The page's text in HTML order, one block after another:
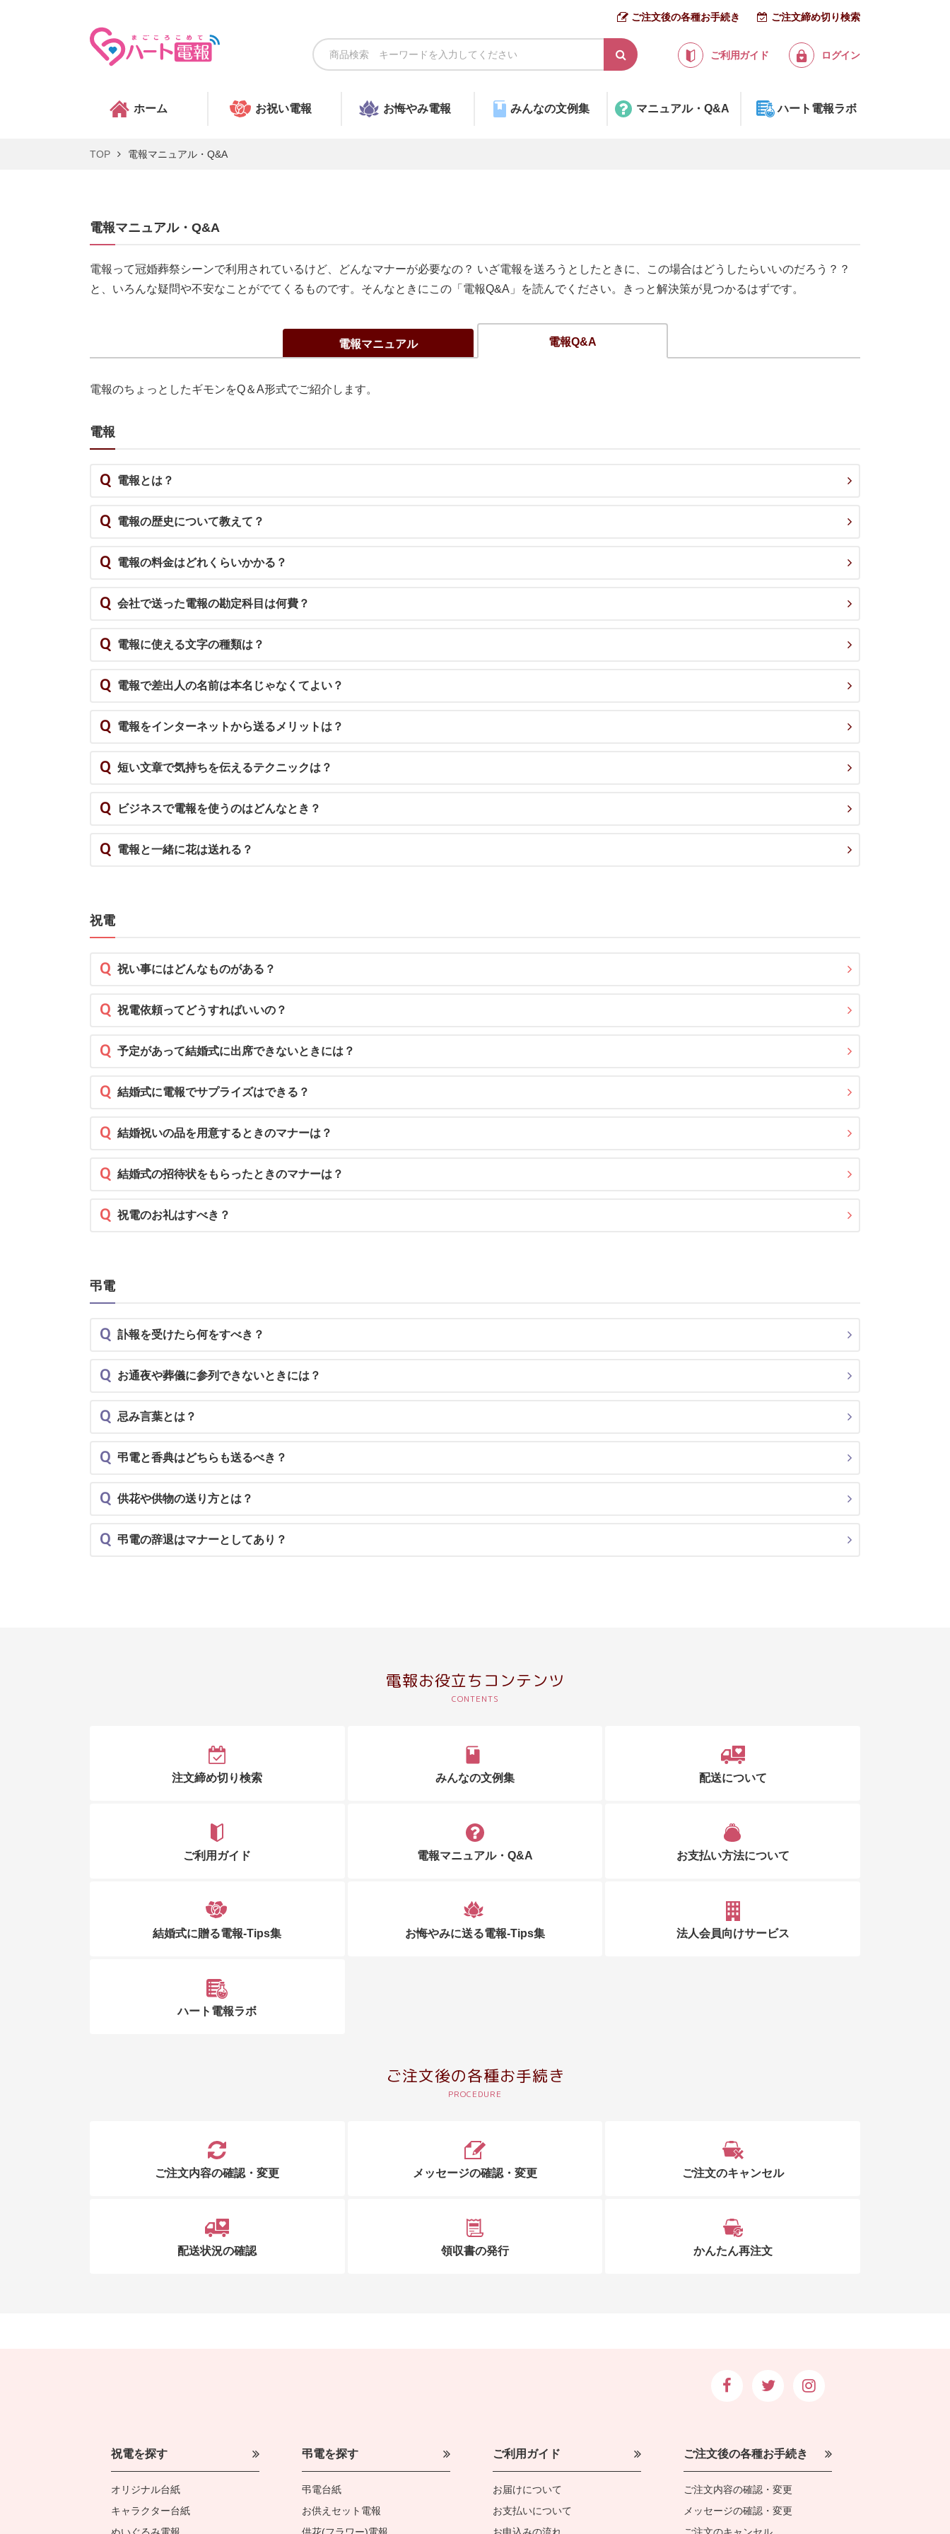
ご注文後の各種お手続き ご注文締め切り検索
ご利用ガイド ログイン
ホーム お祝い電報 お悔やみ電報 みんなの文例集 マニュアル・Q&A ハート電報ラボ
TOP 電報マニュアル・Q&A
電報マニュアル・Q&A
電報って冠婚葬祭シーンで利用されているけど、どんなマナーが必要なの？ いざ電報を送ろうとしたときに、この場合はどうしたらいいのだろう？？
と、いろんな疑問や不安なことがでてくるものです。そんなときにこの「電報Q&A」を読んでください。きっと解決策が見つかるはずです。
電報マニュアル 電報Q&A
電報のちょっとしたギモンをQ＆A形式でご紹介します。
電報
Q 電報とは？
Q 電報の歴史について教えて？
Q 電報の料金はどれくらいかかる？
Q 会社で送った電報の勘定科目は何費？
Q 電報に使える文字の種類は？
Q 電報で差出人の名前は本名じゃなくてよい？
Q 電報をインターネットから送るメリットは？
Q 短い文章で気持ちを伝えるテクニックは？
Q ビジネスで電報を使うのはどんなとき？
Q 電報と一緒に花は送れる？
祝電
Q 祝い事にはどんなものがある？
Q 祝電依頼ってどうすればいいの？
Q 予定があって結婚式に出席できないときには？
Q 結婚式に電報でサプライズはできる？
Q 結婚祝いの品を用意するときのマナーは？
Q 結婚式の招待状をもらったときのマナーは？
Q 祝電のお礼はすべき？
弔電
Q 訃報を受けたら何をすべき？
Q お通夜や葬儀に参列できないときには？
Q 忌み言葉とは？
Q 弔電と香典はどちらも送るべき？
Q 供花や供物の送り方とは？
Q 弔電の辞退はマナーとしてあり？
電報お役立ちコンテンツ
注文締め切り検索 みんなの文例集 配送について
ご利用ガイド 電報マニュアル・Q&A お支払い方法について
結婚式に贈る電報-Tips集 お悔やみに送る電報-Tips集 法人会員向けサービス
ハート電報ラボ
ご注文後の各種お手続き
ご注文内容の確認・変更 メッセージの確認・変更 ご注文のキャンセル
配送状況の確認 領収書の発行 かんたん再注文
祝電を探す
オリジナル台紙
キャラクター台紙
弔電を探す
弔電台紙
お供えセット電報
ご利用ガイド
お届けについて
お支払いについて
ご注文後の各種お手続き
ご注文内容の確認・変更
メッセージの確認・変更